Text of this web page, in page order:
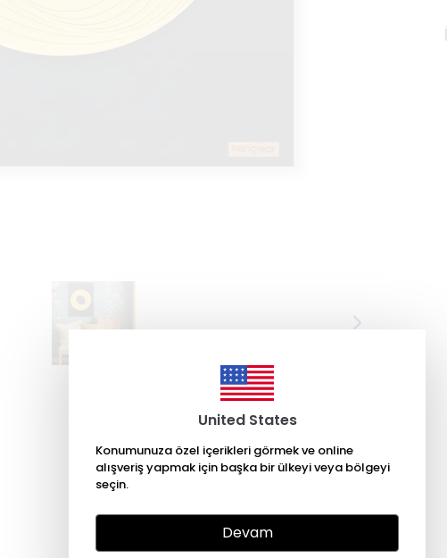
United States
Konumunuza özel içerikleri görmek ve online
alışveriş yapmak için başka bir ülkeyi veya bölgeyi
seçin.
Devam